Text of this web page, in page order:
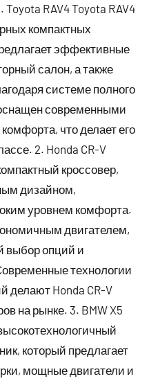
RAV4 Toyota RAV4
компактных
эффективные
салон, а также
системе полного
современными
что делает его
2. Honda CR-V
кроссовер,
дизайном,
уровнем комфорта.
двигателем,
выбор опций и
технологии
делают Honda CR-V
на рынке. 3. BMW X5
который предлагает
мощные двигатели и